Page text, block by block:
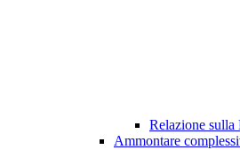
Relazione sulla
Ammontare